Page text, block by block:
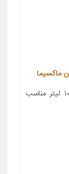
ماکسیما
معرفی محصول جزئیات محصول گنجایش ۱۰ لیتر مناسب